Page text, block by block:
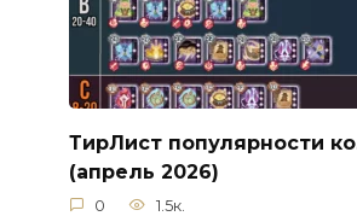
ТирЛист популярности
(апрель 2026)
0 1.5к.